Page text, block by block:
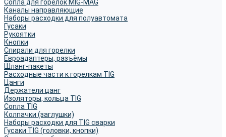
Сопла для горелок MIG-MAG
Каналы направляющие
Наборы расходки для полуавтомата
Гусаки
Рукоятки
Кнопки
Спирали для горелки
Евроадаптеры, разъёмы
Шланг-пакеты
Расходные части к горелкам TIG
Цанги
Держатели цанг
Изоляторы, кольца TIG
Сопла TIG
Колпачки (заглушки)
Наборы расходки для TIG сварки
Гусаки TIG (головки, кнопки)